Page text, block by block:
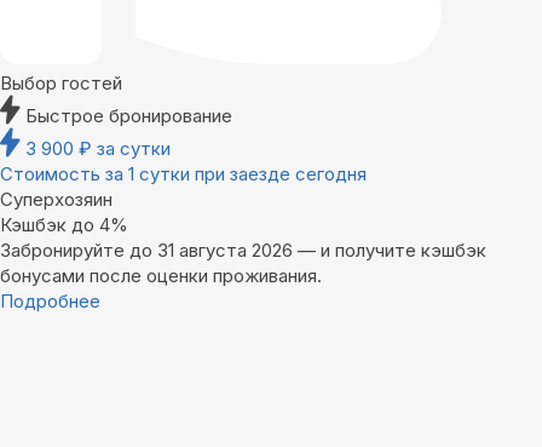
Выбор гостей
Быстрое бронирование
3 900 ₽ за сутки
Стоимость за 1 сутки при заезде сегодня
Суперхозяин
Кэшбэк до 4%
Забронируйте до 31 августа 2026 — и получите кэшбэк
бонусами после оценки проживания.
Подробнее